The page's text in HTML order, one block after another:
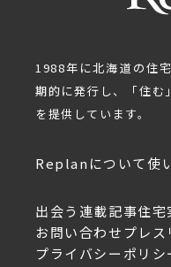
1988年に北海道の住
期的に発行し、「住む
を提供しています。
Replanについて使
出会う 連載記事住宅
お問い合わせ プレ
プライバシーポリシ